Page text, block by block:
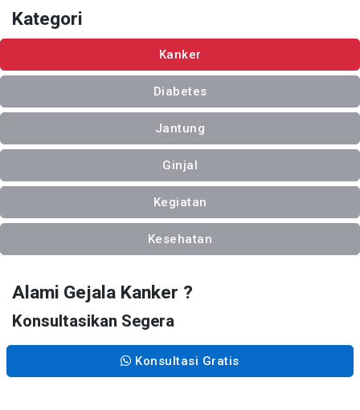
Kategori
Kanker
Diabetes
Jantung
Ginjal
Kegiatan
Kesehatan
Alami Gejala Kanker ?
Konsultasikan Segera
Konsultasi Gratis